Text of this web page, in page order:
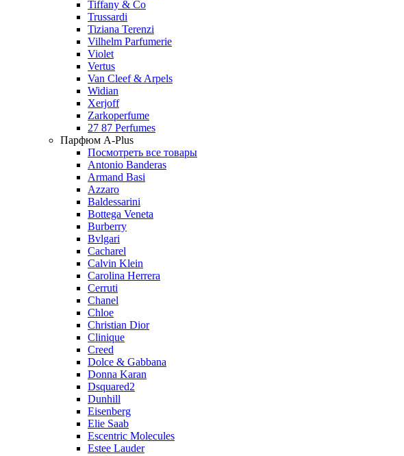
Tiffany & Co
Trussardi
Tiziana Terenzi
Vilhelm Parfumerie
Violet
Vertus
Van Cleef & Arpels
Widian
Xerjoff
Zarkoperfume
27 87 Perfumes
Парфюм A-Plus
Посмотреть все товары
Antonio Banderas
Armand Basi
Azzaro
Baldessarini
Bottega Veneta
Burberry
Bvlgari
Cacharel
Calvin Klein
Carolina Herrera
Cerruti
Chanel
Chloe
Christian Dior
Clinique
Creed
Dolce & Gabbana
Donna Karan
Dsquared2
Dunhill
Eisenberg
Elie Saab
Escentric Molecules
Estee Lauder